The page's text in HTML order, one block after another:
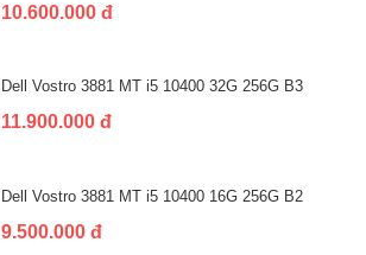
10.600.000 đ
Dell Vostro 3881 MT i5 10400 32G 256G B3
11.900.000 đ
Dell Vostro 3881 MT i5 10400 16G 256G B2
9.500.000 đ